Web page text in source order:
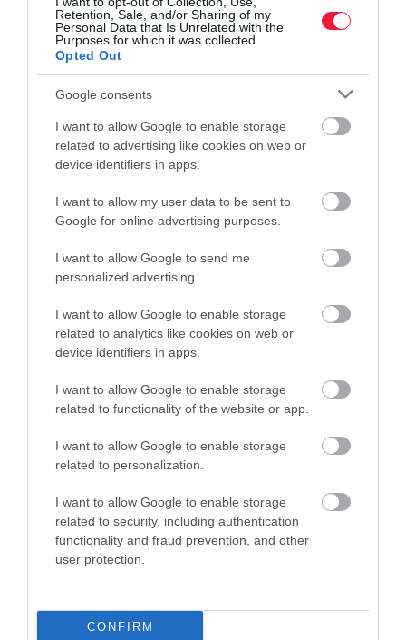
Retention, Sale, and/or Sharing of my
Personal Data that Is Unrelated with the
Purposes for which it was collected.
Opted Out
Google consents
I want to allow Google to enable storage
related to advertising like cookies on web or
device identifiers in apps.
I want to allow my user data to be sent to
Google for online advertising purposes.
I want to allow Google to send me
personalized advertising.
I want to allow Google to enable storage
related to analytics like cookies on web or
device identifiers in apps.
I want to allow Google to enable storage
related to functionality of the website or app.
I want to allow Google to enable storage
related to personalization.
I want to allow Google to enable storage
related to security, including authentication
functionality and fraud prevention, and other
user protection.
CONFIRM